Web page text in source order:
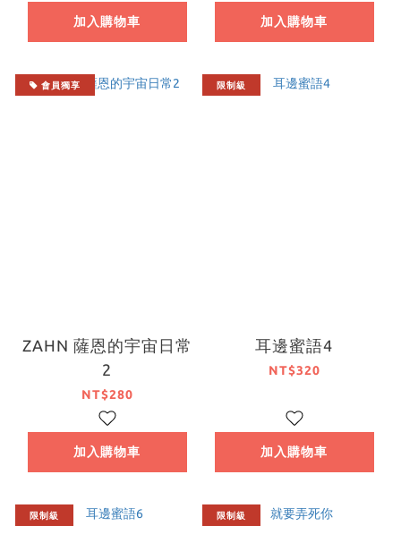
加入購物車 加入購物車
會員獨享
ZAHN 薩恩的宇宙日常
2
NT$280
加入購物車
限制級
耳邊蜜語4
NT$320
加入購物車
限制級 限制級